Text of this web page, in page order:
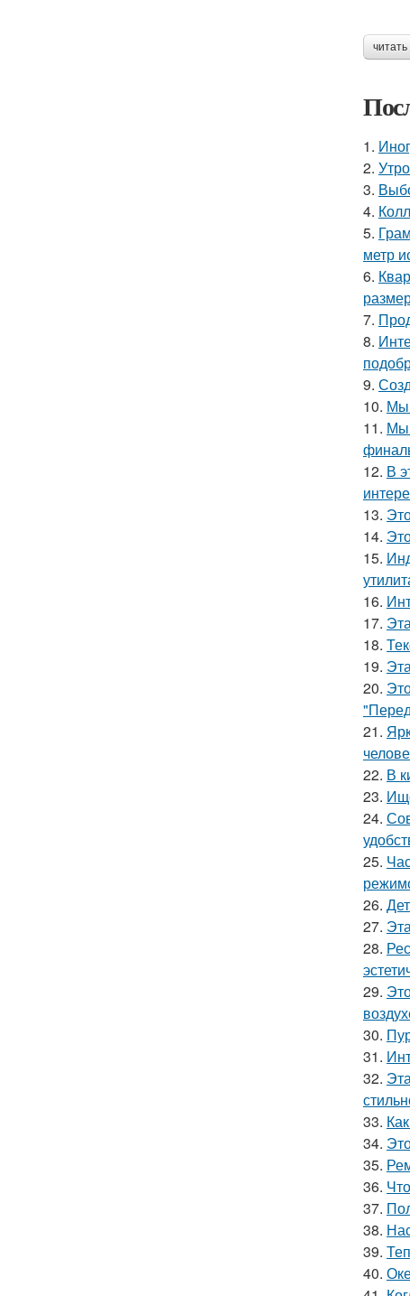
1.
2.
3.
4.
5.
метр
6.
7.
8.
9.
10. Мы
11. Мы
12. В
13.
14.
15.
16.
17.
18.
19.
20.
21.
22. В
23.
24.
25.
26.
27.
28.
29.
30.
31.
32.
33.
34.
35.
36.
37.
38.
39.
40.